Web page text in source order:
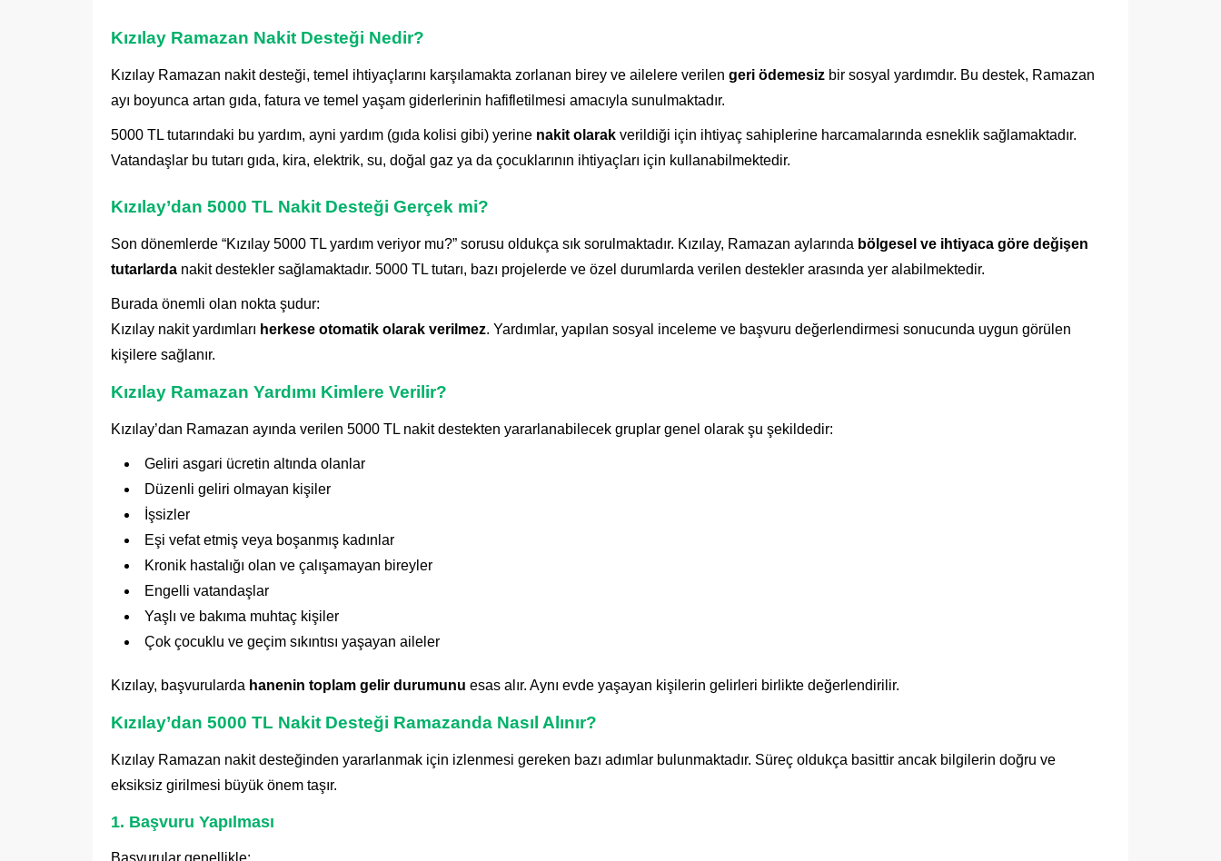
Kızılay Ramazan Nakit Desteği Nedir?
Kızılay Ramazan nakit desteği, temel ihtiyaçlarını karşılamakta zorlanan birey ve ailelere verilen geri ödemesiz bir sosyal yardımdır. Bu destek, Ramazan
ayı boyunca artan gıda, fatura ve temel yaşam giderlerinin hafifletilmesi amacıyla sunulmaktadır.
5000 TL tutarındaki bu yardım, ayni yardım (gıda kolisi gibi) yerine nakit olarak verildiği için ihtiyaç sahiplerine harcamalarında esneklik sağlamaktadır.
Vatandaşlar bu tutarı gıda, kira, elektrik, su, doğal gaz ya da çocuklarının ihtiyaçları için kullanabilmektedir.
Kızılay’dan 5000 TL Nakit Desteği Gerçek mi?
Son dönemlerde “Kızılay 5000 TL yardım veriyor mu?” sorusu oldukça sık sorulmaktadır. Kızılay, Ramazan aylarında bölgesel ve ihtiyaca göre değişen
tutarlarda nakit destekler sağlamaktadır. 5000 TL tutarı, bazı projelerde ve özel durumlarda verilen destekler arasında yer alabilmektedir.
Burada önemli olan nokta şudur:
Kızılay nakit yardımları herkese otomatik olarak verilmez. Yardımlar, yapılan sosyal inceleme ve başvuru değerlendirmesi sonucunda uygun görülen
kişilere sağlanır.
Kızılay Ramazan Yardımı Kimlere Verilir?
Kızılay’dan Ramazan ayında verilen 5000 TL nakit destekten yararlanabilecek gruplar genel olarak şu şekildedir:
Geliri asgari ücretin altında olanlar
Düzenli geliri olmayan kişiler
İşsizler
Eşi vefat etmiş veya boşanmış kadınlar
Kronik hastalığı olan ve çalışamayan bireyler
Engelli vatandaşlar
Yaşlı ve bakıma muhtaç kişiler
Çok çocuklu ve geçim sıkıntısı yaşayan aileler
Kızılay, başvurularda hanenin toplam gelir durumunu esas alır. Aynı evde yaşayan kişilerin gelirleri birlikte değerlendirilir.
Kızılay’dan 5000 TL Nakit Desteği Ramazanda Nasıl Alınır?
Kızılay Ramazan nakit desteğinden yararlanmak için izlenmesi gereken bazı adımlar bulunmaktadır. Süreç oldukça basittir ancak bilgilerin doğru ve
eksiksiz girilmesi büyük önem taşır.
1. Başvuru Yapılması
Başvurular genellikle: